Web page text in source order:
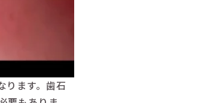
ります。歯石